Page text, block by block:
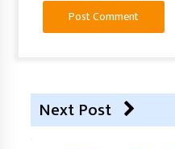
Next Post